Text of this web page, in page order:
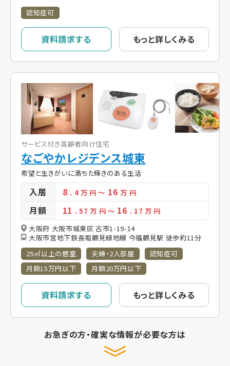
認知症可
資料請求する もっと詳しくみる
サービス付き高齢者向け住宅
なごやかレジデンス城東
希望と生きがいに満ちた輝きのある生活
入居 8 . 4万 円～ 16万 円
月額 11 . 57万 円 ～ 16 . 17 万 円
大阪府 大阪市城東区 古市1-19-14
大阪市営地下鉄長堀鶴見緑地線 今福鶴見駅 徒歩約11分
25㎡以上の居室
夫婦・2人部屋
認知症可
月額15万円以下
月額20万円以下
資料請求する もっと詳しくみる
お急ぎの方・確実な情報が必要な方は